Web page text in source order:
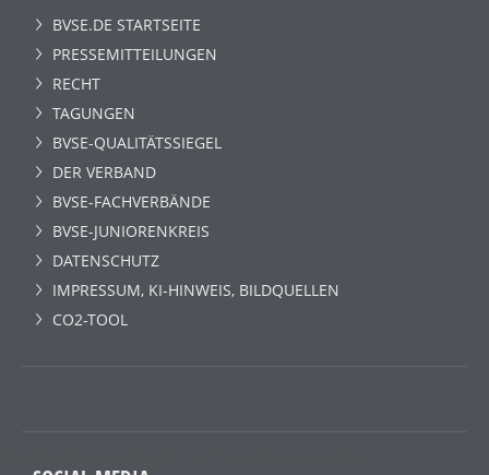
BVSE.DE STARTSEITE
PRESSEMITTEILUNGEN
RECHT
TAGUNGEN
BVSE-QUALITÄTSSIEGEL
DER VERBAND
BVSE-FACHVERBÄNDE
BVSE-JUNIORENKREIS
DATENSCHUTZ
IMPRESSUM, KI-HINWEIS, BILDQUELLEN
CO2-TOOL